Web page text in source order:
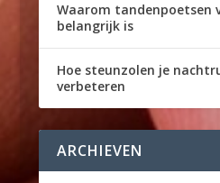
Waarom tandenpoetsen
belangrijk is
Hoe steunzolen je
verbeteren
ARCHIEVEN